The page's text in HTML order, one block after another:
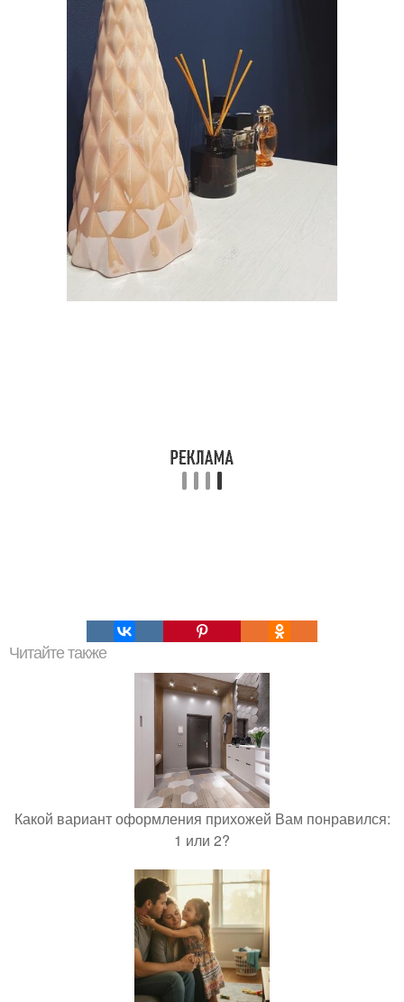
Читайте также
Какой вариант оформления прихожей Вам понравился:
1 или 2?